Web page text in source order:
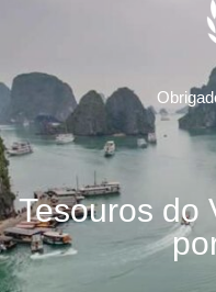
Tesouros do